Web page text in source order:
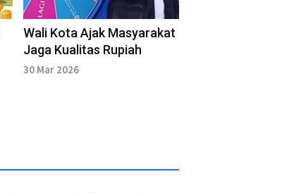
Wali Kota Ajak Masyarakat
Jaga Kualitas Rupiah
30 Mar 2026